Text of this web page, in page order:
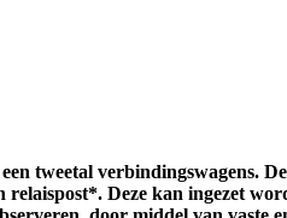
tweetal verbindingswagens.
relaispost*. Deze kan ingezet